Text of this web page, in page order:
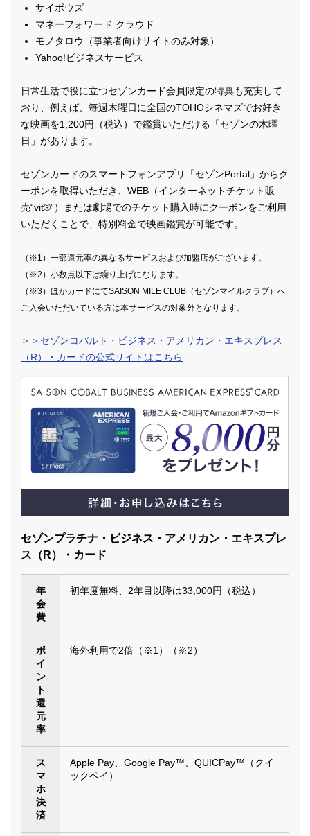
サイボウズ
マネーフォワード クラウド
モノタロウ（事業者向けサイトのみ対象）
Yahoo!ビジネスサービス
日常生活で役に立つセゾンカード会員限定の特典も充実して
おり、例えば、毎週木曜日に全国のTOHOシネマズでお好き
な映画を1,200円（税込）で鑑賞いただける「セゾンの木曜
日」があります。
セゾンカードのスマートフォンアプリ「セゾンPortal」からク
ーポンを取得いただき、WEB（インターネットチケット販
売“vit®”）または劇場でのチケット購入時にクーポンをご利用
いただくことで、特別料金で映画鑑賞が可能です。
（※1）一部還元率の異なるサービスおよび加盟店がございます。
（※2）小数点以下は繰り上げになります。
（※3）ほかカードにてSAISON MILE CLUB（セゾンマイルクラブ）へ
ご入会いただいている方は本サービスの対象外となります。
＞＞セゾンコバルト・ビジネス・アメリカン・エキスプレス
（R）・カードの公式サイトはこちら
セゾンプラチナ・ビジネス・アメリカン・エキスプレ
ス（R）・カード
年
会
費
初年度無料、2年目以降は33,000円（税込）
ポ
イ
ン
ト
還
元
率
海外利用で2倍（※1）（※2）
ス
マ
ホ
決
済
Apple Pay、Google Pay™、QUICPay™（クイ
ックペイ）